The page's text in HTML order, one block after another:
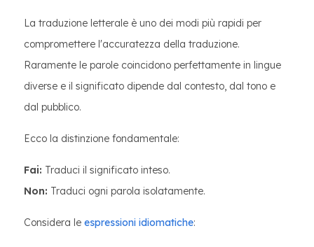
La traduzione letterale è uno dei modi più rapidi per
compromettere l'accuratezza della traduzione.
Raramente le parole coincidono perfettamente in lingue
diverse e il significato dipende dal contesto, dal tono e
dal pubblico.
Ecco la distinzione fondamentale:
Fai: Traduci il significato inteso.
Non: Traduci ogni parola isolatamente.
Considera le espressioni idiomatiche: